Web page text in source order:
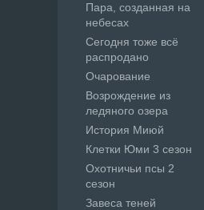
Пара, созданная на
небесах
Сегодня тоже всё
распродано
Очарование
Возрождение из
ледяного озера
История Миюй
Клетки Юми 3 сезон
Охотничьи псы 2
сезон
Завеса теней